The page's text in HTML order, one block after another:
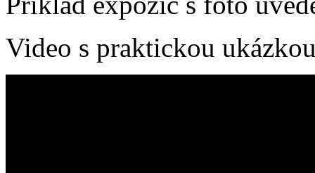
Video s praktickou